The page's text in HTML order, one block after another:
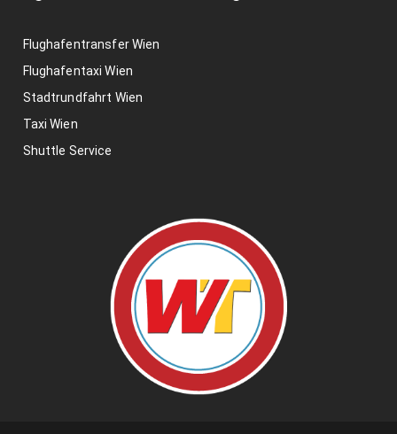
Flughafentransfer Wien
Flughafentaxi Wien
Stadtrundfahrt Wien
Taxi Wien
Shuttle Service